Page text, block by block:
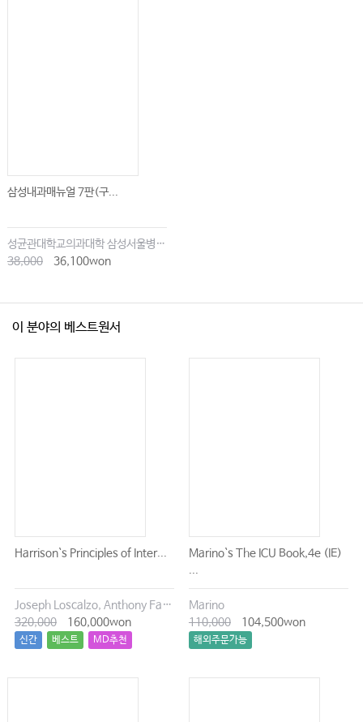
삼성내과매뉴얼 7판(구...
성균관대학교의과대학 삼성서울병원내과
38,000
36,100won
이 분야의 베스트원서
Harrison`s Principles of Inter...
Joseph Loscalzo, Anthony Fauci, Dennis Kasper, Stephen Hauser, Dan Longo, J. Larry Jameson
320,000
160,000won
신간 베스트 MD추천
Marino`s The ICU Book,4e (IE)
...
Marino
110,000
104,500won
해외주문가능